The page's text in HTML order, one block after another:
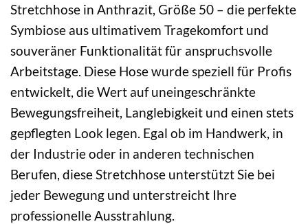
Stretchhose in Anthrazit, Größe 50 – die perfekte
Symbiose aus ultimativem Tragekomfort und
souveräner Funktionalität für anspruchsvolle
Arbeitstage. Diese Hose wurde speziell für Profis
entwickelt, die Wert auf uneingeschränkte
Bewegungsfreiheit, Langlebigkeit und einen stets
gepflegten Look legen. Egal ob im Handwerk, in
der Industrie oder in anderen technischen
Berufen, diese Stretchhose unterstützt Sie bei
jeder Bewegung und unterstreicht Ihre
professionelle Ausstrahlung.